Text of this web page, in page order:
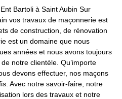
Bartoli à Saint Aubin Sur
vos travaux de maçonnerie est
de construction, de rénovation
est un domaine que nous
années et nous avons toujours
notre clientèle. Qu’importe
devons effectuer, nos maçons
Avec notre savoir-faire, notre
lors des travaux et notre